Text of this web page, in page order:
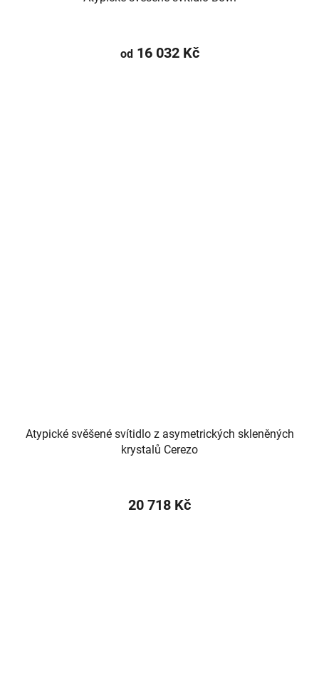
od16 032 Kč
Atypické svěšené svítidlo z asymetrických skleněných
krystalů Cerezo
20 718 Kč